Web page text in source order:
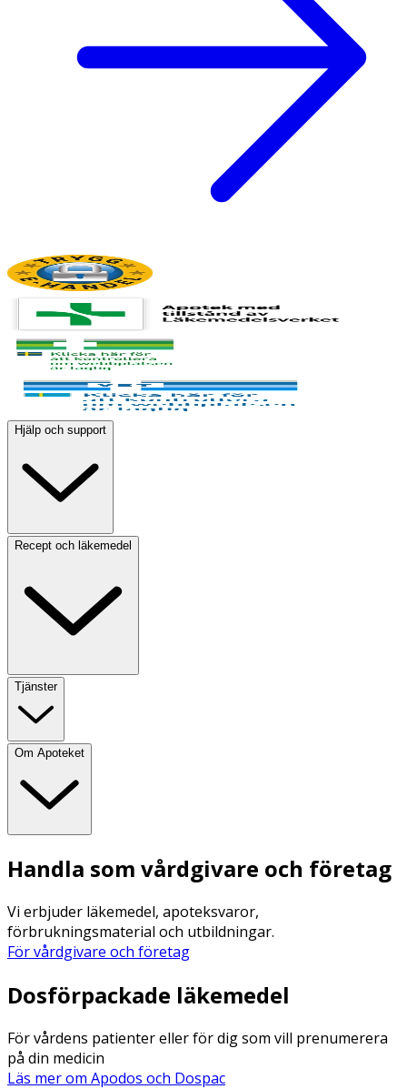
Hjälp och support
Recept och läkemedel
Tjänster
Om Apoteket
Handla som vårdgivare och företag
Vi erbjuder läkemedel, apoteksvaror,
förbrukningsmaterial och utbildningar.
För vårdgivare och företag
Dosförpackade läkemedel
För vårdens patienter eller för dig som vill prenumerera
på din medicin
Läs mer om Apodos och Dospac